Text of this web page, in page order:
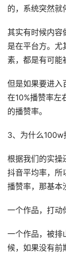
的，系统突然就
其实有时候内容
是在平台方。尤
素，都是有可能
但是如果要进入
在10%播赞率左
的播赞率。
3、为什么100w
根据我们的实操
抖音平均率，所
播赞率，那基本
一个作品，打动
一个作品，被排
候，如果没有前